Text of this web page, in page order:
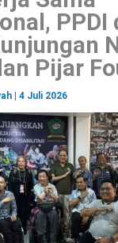
PPDI
Pijar
4 Juli 2026